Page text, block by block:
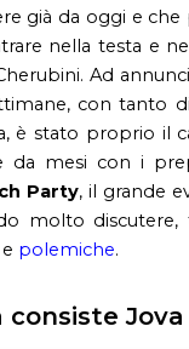
già da oggi e
nella testa e
Ad
con tanto di
è stato proprio il
da mesi con i
Party, il grande
molto discutere,
polemiche.
consiste